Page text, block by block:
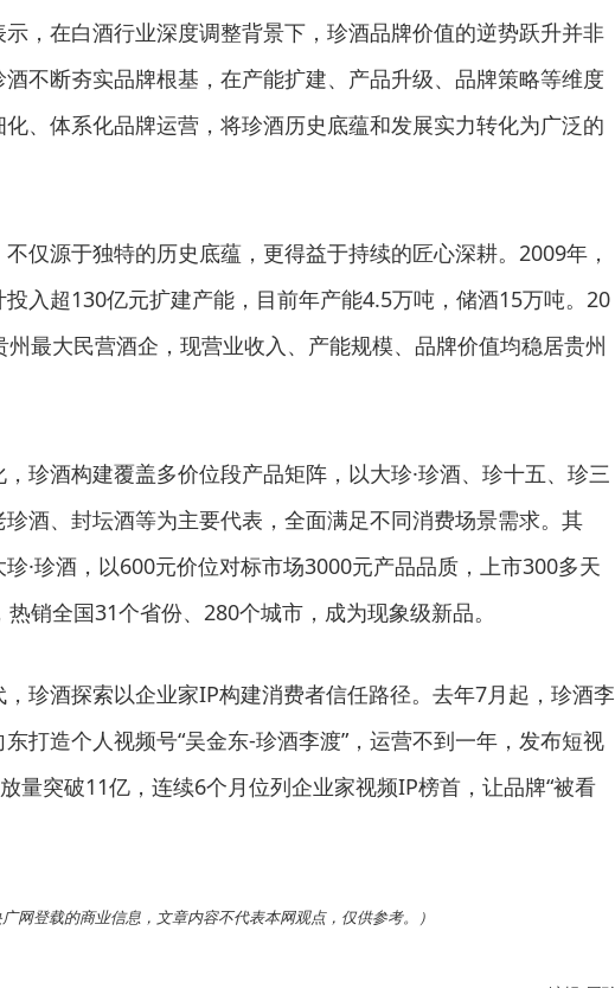
，在白酒行业深度调整背景下，珍酒品牌价值的逆势跃升并非
不断夯实品牌根基，在产能扩建、产品升级、品牌策略等维度
、体系化品牌运营，将珍酒历史底蕴和发展实力转化为广泛的
仅源于独特的历史底蕴，更得益于持续的匠心深耕。2009年，
入超130亿元扩建产能，目前年产能4.5万吨，储酒15万吨。20
州最大民营酒企，现营业收入、产能规模、品牌价值均稳居贵州
珍酒构建覆盖多价位段产品矩阵，以大珍·珍酒、珍十五、珍三
酒、封坛酒等为主要代表，全面满足不同消费场景需求。其
·珍酒，以600元价位对标市场3000元产品品质，上市300多天
销全国31个省份、280个城市，成为现象级新品。
珍酒探索以企业家IP构建消费者信任路径。去年7月起，珍酒李
打造个人视频号“吴金东-珍酒李渡”，运营不到一年，发布短视
量突破11亿，连续6个月位列企业家视频IP榜首，让品牌“被看
广网登载的商业信息，文章内容不代表本网观点，仅供参考。）